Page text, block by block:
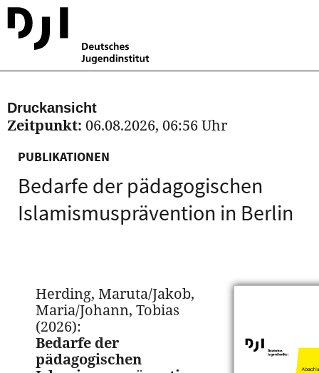
Druckansicht
Zeitpunkt: 06.08.2026, 06:56 Uhr
PUBLIKATIONEN
Bedarfe der pädagogischen
Islamismusprävention in Berlin
Herding, Maruta/Jakob,
Maria/Johann, Tobias
(2026):
Bedarfe der
pädagogischen